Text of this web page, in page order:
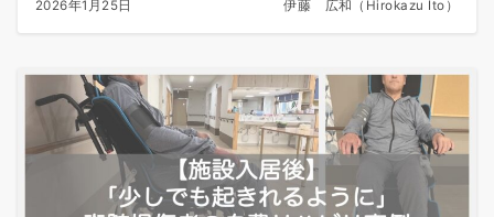
2026年1月25日 伊藤 広和（Hirokazu Ito）